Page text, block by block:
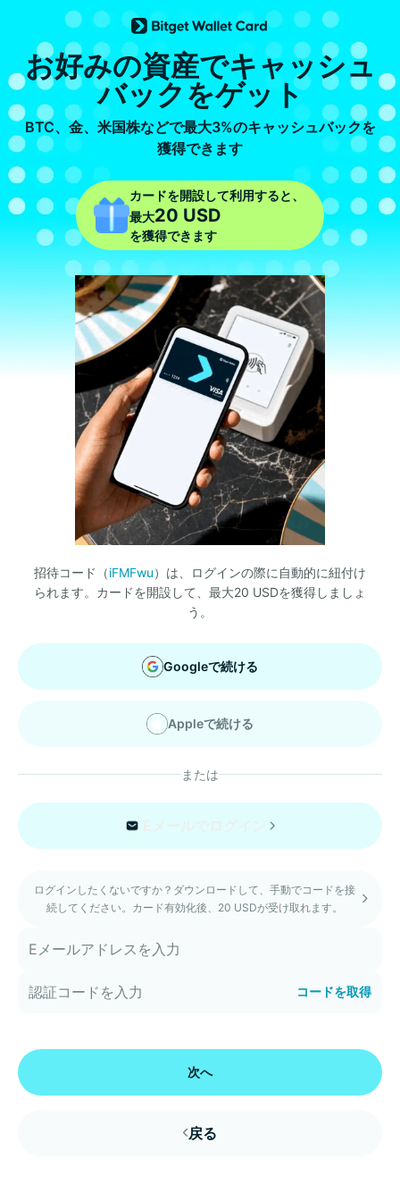
お好みの資産でキャッシュ
バックをゲット
BTC、金、米国株などで最大3%のキャッシュバックを
獲得できます
カードを開設して利用すると、
最大20 USD
を獲得できます
招待コード（iFMFwu）は、ログインの際に自動的に紐付け
られます。カードを開設して、最大20 USDを獲得しましょ
う。
Googleで続ける
Appleで続ける
または
ログインしたくないですか？ダウンロードして、手動でコードを接
続してください。カード有効化後、20 USDが受け取れます。
コードを取得
次へ
戻る